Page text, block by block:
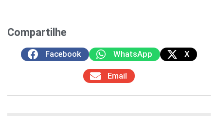
Compartilhe
Facebook WhatsApp X
Email